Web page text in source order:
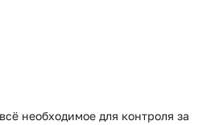
необходимое для контроля за